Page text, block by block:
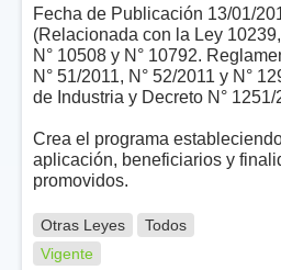
Fecha de Publicación 13/01/
(Relacionada con la Ley
N° 10508 y N° 10792.
N° 51/2011, N° 52/2011 y N°
de Industria y Decreto N° 1251/
Crea el programa
aplicación, beneficiarios y
promovidos.
Otras Leyes
Todos
Vigente